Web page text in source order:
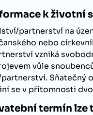
k životní
partnerství na
nebo
vzniká
vůle
Sňatečný
se v přítomnosti
termín lze